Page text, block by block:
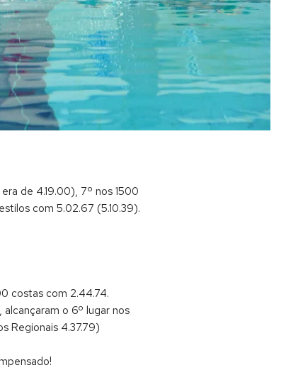
de 4.19.00), 7º nos 1500
com 5.02.67 (5.10.39).
costas com 2.44.74.
, alcançaram o 6º lugar nos
Regionais 4.37.79)